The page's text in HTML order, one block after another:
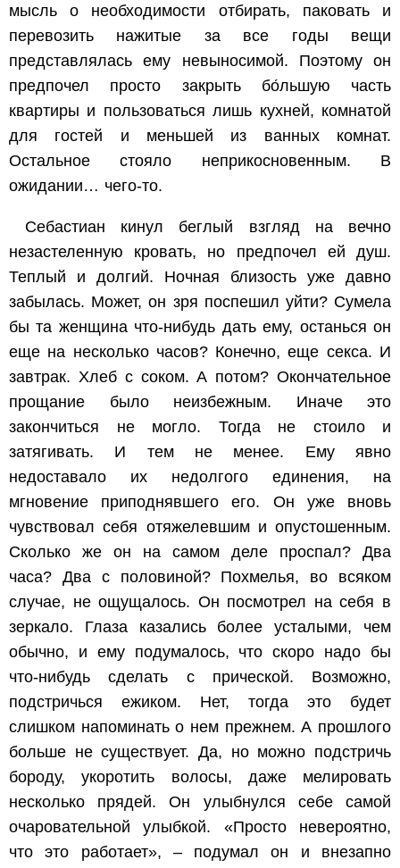
мысль о необходимости отбирать, паковать и
перевозить нажитые за все годы вещи
представлялась ему невыносимой. Поэтому он
предпочел просто закрыть бо́льшую часть
квартиры и пользоваться лишь кухней, комнатой
для гостей и меньшей из ванных комнат.
Остальное стояло неприкосновенным. В
ожидании… чего-то.
Себастиан кинул беглый взгляд на вечно
незастеленную кровать, но предпочел ей душ.
Теплый и долгий. Ночная близость уже давно
забылась. Может, он зря поспешил уйти? Сумела
бы та женщина что-нибудь дать ему, останься он
еще на несколько часов? Конечно, еще секса. И
завтрак. Хлеб с соком. А потом? Окончательное
прощание было неизбежным. Иначе это
закончиться не могло. Тогда не стоило и
затягивать. И тем не менее. Ему явно
недоставало их недолгого единения, на
мгновение приподнявшего его. Он уже вновь
чувствовал себя отяжелевшим и опустошенным.
Сколько же он на самом деле проспал? Два
часа? Два с половиной? Похмелья, во всяком
случае, не ощущалось. Он посмотрел на себя в
зеркало. Глаза казались более усталыми, чем
обычно, и ему подумалось, что скоро надо бы
что-нибудь сделать с прической. Возможно,
подстричься ежиком. Нет, тогда это будет
слишком напоминать о нем прежнем. А прошлого
больше не существует. Да, но можно подстричь
бороду, укоротить волосы, даже мелировать
несколько прядей. Он улыбнулся себе самой
очаровательной улыбкой. «Просто невероятно,
что это работает», – подумал он и внезапно